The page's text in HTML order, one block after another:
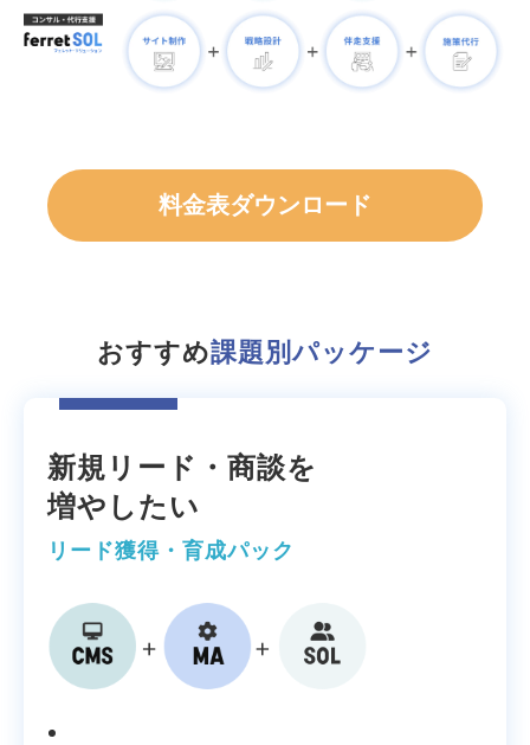
料金表ダウンロード
おすすめ課題別パッケージ
新規リード・商談を
増やしたい
リード獲得・育成パック